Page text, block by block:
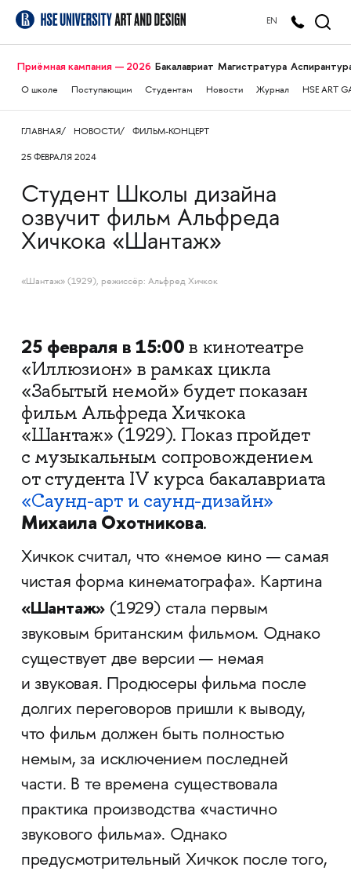
EN
Приёмная кампания — 2026 Бакалавриат Магистратура
О школе Поступающим Студентам Новости Журнал HSE ART
ГЛАВНАЯ НОВОСТИ ФИЛЬМ-КОНЦЕРТ
25 ФЕВРАЛЯ 2024
Студент Школы дизайна
озвучит фильм Альфреда
Хичкока «Шантаж»
«Шантаж» (1929), режиссёр: Альфред Хичкок
25 февраля в 15:00в кинотеатре
«Иллюзион» в рамках цикла
«Забытый немой» будет показан
фильм Альфреда Хичкока
«Шантаж» (1929). Показ пройдет
с музыкальным сопровождением
от студента IV курса бакалавриата
«Саунд-арт и саунд-дизайн»
Михаила Охотникова.
Хичкок считал, что «немое кино — самая
чистая форма кинематографа». Картина
«Шантаж» (1929) стала первым
звуковым британским фильмом. Однако
существует две версии — немая
и звуковая. Продюсеры фильма после
долгих переговоров пришли к выводу,
что фильм должен быть полностью
немым, за исключением последней
части. В те времена существовала
практика производства «частично
звукового фильма». Однако
предусмотрительный Хичкок после того,